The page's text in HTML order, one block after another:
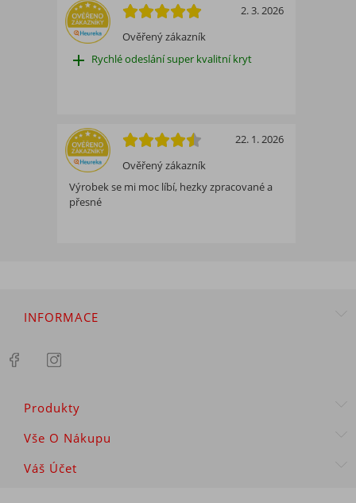
Ověřený zákazník
2. 3. 2026
add Rychlé odeslání super kvalitní kryt
Ověřený zákazník
22. 1. 2026
Výrobek se mi moc líbí, hezky zpracované a
přesné
INFORMACE
Produkty
Vše O Nákupu
Váš Účet